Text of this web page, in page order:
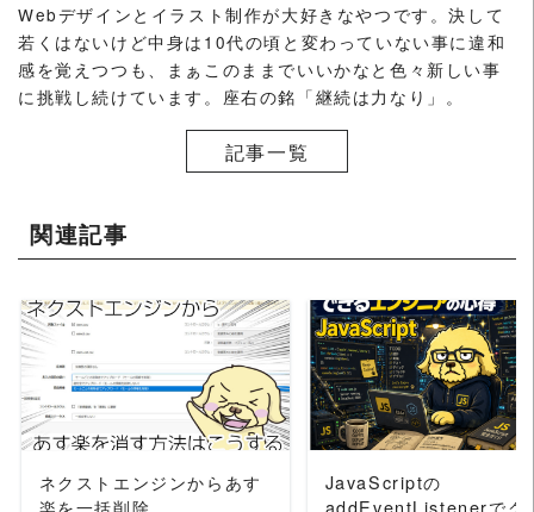
Webデザインとイラスト制作が大好きなやつです。決して
若くはないけど中身は10代の頃と変わっていない事に違和
感を覚えつつも、まぁこのままでいいかなと色々新しい事
に挑戦し続けています。座右の銘「継続は力なり」。
記事一覧
関連記事
READ MORE
ネクストエンジンからあす
楽を一括削除
READ MORE
JavaScriptの
addEventListenerでク